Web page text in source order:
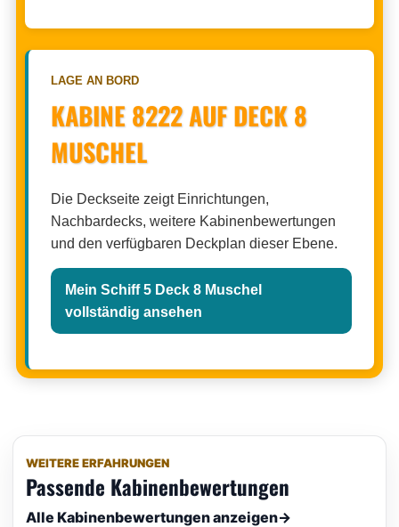
LAGE AN BORD
KABINE 8222 AUF DECK 8
MUSCHEL
Die Deckseite zeigt Einrichtungen,
Nachbardecks, weitere Kabinenbewertungen
und den verfügbaren Deckplan dieser Ebene.
Mein Schiff 5 Deck 8 Muschel
vollständig ansehen
WEITERE ERFAHRUNGEN
Passende Kabinenbewertungen
Alle Kabinenbewertungen anzeigen→